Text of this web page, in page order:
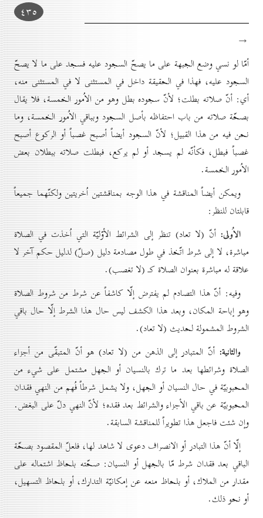
٤۳٥
→
أمّا لو نسي وضع الجبهة على ما يصحّ السجود عليه فسجد على ما لا يصحّ
السجود عليه، فهذا في الحقيقة داخل في المستثنى لا في المستثنى منه،
أي: أنّ صلاته بطلت؛ لأنّ سجوده بطل وهو من الاُمور الخمسة، فلا يقال
بصحّة صلاته من باب احتفاظه بأصل السجود وبباقي الاُمور الخمسة، وما
نحن فيه من هذا القبيل؛ لأنّ السجود أيضاً أصبح غصباً أو الركوع أصبح
غصباً فبطل، فكأنّه لم يسجد أو لم يركع، فبطلت صلاته ببطلان بعض
الاُمور الخمسة.
ويمكن أيضاً المناقشة في هذا الوجه بمناقشتين اُخريتين ولكنّهما جميعاً
قابلتان للنظر:
الاُولى: أنّ (لا تعاد) تنظر إلى الشرائط الأوّليّة التي اُخذت في الصلاة
مباشرة، لا إلى شرط اتّخذ في طول مصادمة دليل (صلّ) لدليل حكم آخر لا
علاقة له مباشرة بعنوان الصلاة كـ (لا تغصب).
وفيه: أنّ هذا التصادم لم يفترض إلّا كاشفاً عن شرط من شروط الصلاة
وهو إباحة المكان، وبعد هذا الكشف ليس حال هذا الشرط إلّا حال باقي
الشروط المشمولة لحديث (لا تعاد).
والثانية: أنّ المتبادر إلى الذهن من (لا تعاد) هو أنّ المتبقّى من أجزاء
الصلاة وشرائطها بعد ما ترك بالنسيان أو الجهل مشتمل على شيء من
المحبوبيّة في حال النسيان أو الجهل، ولا يشمل شرطاً فُهم من النهي فقدان
المحبوبيّة عن باقي الأجزاء والشرائط بعد فقده؛ لأنّ النهي دلّ على البغض.
وإن شئت فاجعل هذا تطويراً للمناقشة السابقة.
إلّا أنّ هذا التبادر أو الانصراف دعوى لا شاهد لها، فلعلّ المقصود بصحّة
الباقي بعد فقدان شرط مّا بالجهل أو النسيان: صحّته بلحاظ اشتماله على
مقدار من الملاك، أو بلحاظ منعه عن إمكانيّة التدارك، أو بلحاظ التسهيل،
أو نحو ذلك.